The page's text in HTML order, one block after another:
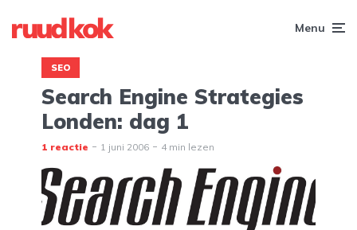
Menu
SEO
Search Engine Strategies
Londen: dag 1
1 reactie 1 juni 2006 4 min lezen